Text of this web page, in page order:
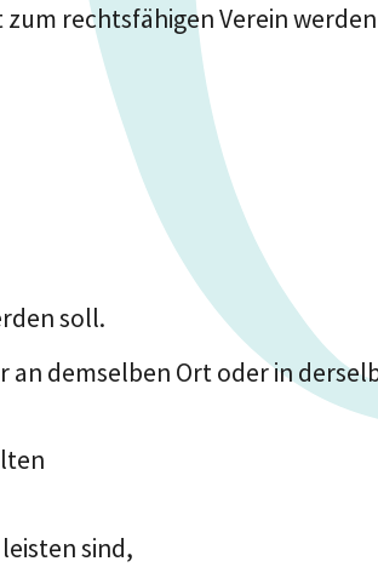
rechtsfähigen Verein
soll.
an demselben Ort oder in
sind,